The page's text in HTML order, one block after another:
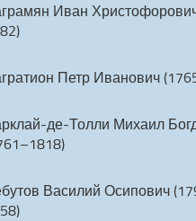
Иван
Петр Иванович
де-Толли Михаил
Василий Осипович